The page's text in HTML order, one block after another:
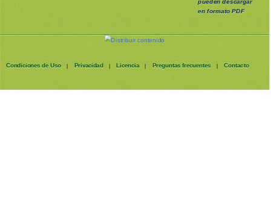
en formato PDF
Condiciones de Uso | Privacidad | Licencia | Preguntas frecuentes | Contacto